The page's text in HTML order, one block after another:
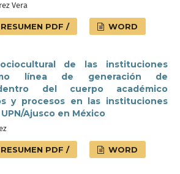
Vera
RESUMEN PDF / WORD
de las instituciones
línea de generación de
del cuerpo académico
y procesos en las instituciones
Ajusco en México
RESUMEN PDF / WORD